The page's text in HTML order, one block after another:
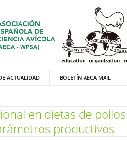
ACTUALIDAD BOLETÍN AECA MAIL
en dietas de
productivos